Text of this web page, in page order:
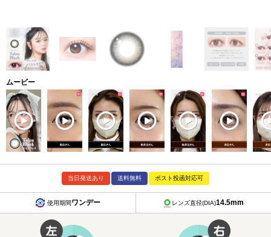
ムービー
当日発送あり 送料無料 ポスト投函対応可
使用期間ワンデー レンズ直径(DIA)14.5mm